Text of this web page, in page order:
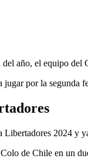
año, el equipo
por la segunda
2024 y
de Chile en un